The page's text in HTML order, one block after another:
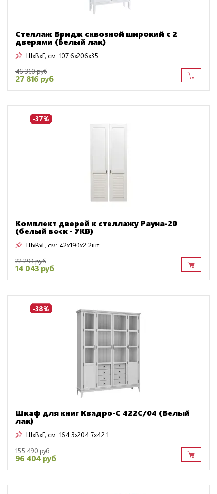
Стеллаж Бридж сквозной широкий с 2
дверями (Белый лак)
ШxВxГ, см: 107.6x206x35
46 360 руб
27 816 руб
-37%
Комплект дверей к стеллажу Рауна-20
(белый воск - УКВ)
ШxВxГ, см: 42x190x2 2шт
22 290 руб
14 043 руб
-38%
Шкаф для книг Квадро-С 422С/04 (Белый
лак)
ШxВxГ, см: 164.3x204.7x42.1
155 490 руб
96 404 руб